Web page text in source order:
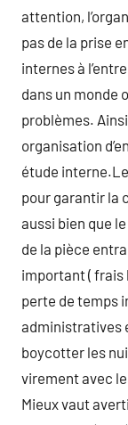
attention,
pas de la prise
internes à
dans un monde
problèmes.
organisation
étude
pour garantir la
aussi bien que
de la pièce
important ( frais
perte de temps
administratives
boycotter les
virement avec
Mieux vaut